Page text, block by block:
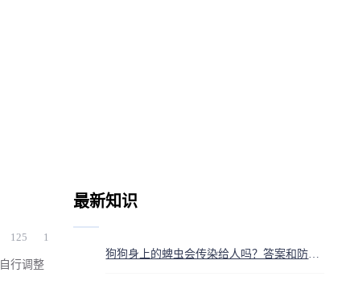
125 1
行调整
最新知识
狗狗身上的蜱虫会传染给人吗？答案和防护方法都在这